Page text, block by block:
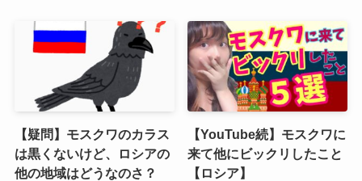
【疑問】モスクワのカラス
は黒くないけど、ロシアの
他の地域はどうなのさ？
【YouTube続】モスクワに
来て他にビックリしたこと
【ロシア】